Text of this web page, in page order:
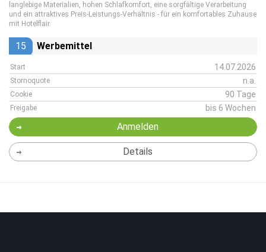
langlebige Materialien, hohen Schlafkomfort, eine sorgfältige Verarbeitung
und ein attraktives Preis-Leistungs-Verhältnis - für ein komfortables Zuhause
mit Hotelflair.
15 Werbemittel
Start 14.07.2026
Stornoquote n.a.
Cookie 90 Tage
Freigabe bis 6 Wochen
Anmelden
Details